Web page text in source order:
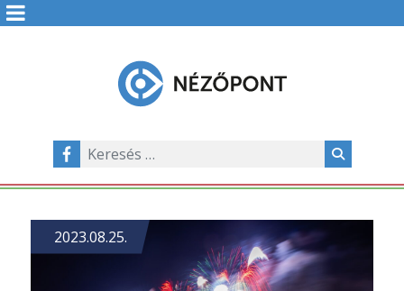
2023.08.25.